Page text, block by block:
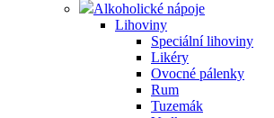
Alkoholické nápoje
Lihoviny
Speciální lihoviny
Likéry
Ovocné pálenky
Rum
Tuzemák